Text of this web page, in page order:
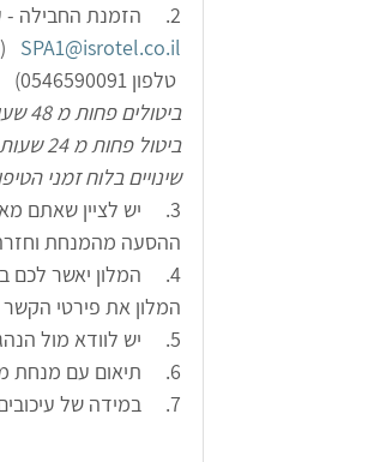
2.     הזמנת החבילה - עד 48 שעות לפני המועד. תיאום והזמנה יש לבצע מראש במייל
SPA1@isrotel.co.il
טלפון 0546590091)
ביטולים פחות מ 48 שעות לפני ההגעה - חיוב 50% מכלל העסקה.
ביטול פחות מ 24 שעות לפני ההגעה – חיוב מלא של כלל העסקה .
שינויים בלוח זמני הטיפולים ניתן לבצע
3.     יש לציין
ההסעה מהמנחת
4.     המלון יאשר
המלון את פירטי
5.     יש לוודא מול הנהג ישירות את האיסוף מ/ אל המנחת.  התשלום יתבצע במזומן לנהג.
6.     תיאום עם מנחת מצדה (אבי בנישו),  ומרשה טיסה באחריות הטייס.
7.     במידה של עיכובים בנחיתה או המראה יש להודיע לנהג מראש .